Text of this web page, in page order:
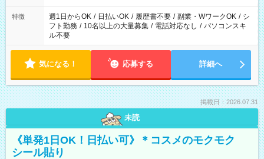
ください！
特徴 週1日からOK / 日払いOK / 履歴書不要 / 副業・WワークOK / シ
フト勤務 / 10名以上の大量募集 / 電話対応なし / パソコンスキ
ル不要
気になる！ 応募する 詳細へ
掲載日：2026.07.31
未読
《単発1日OK！日払い可》＊コスメのモクモク
シール貼り